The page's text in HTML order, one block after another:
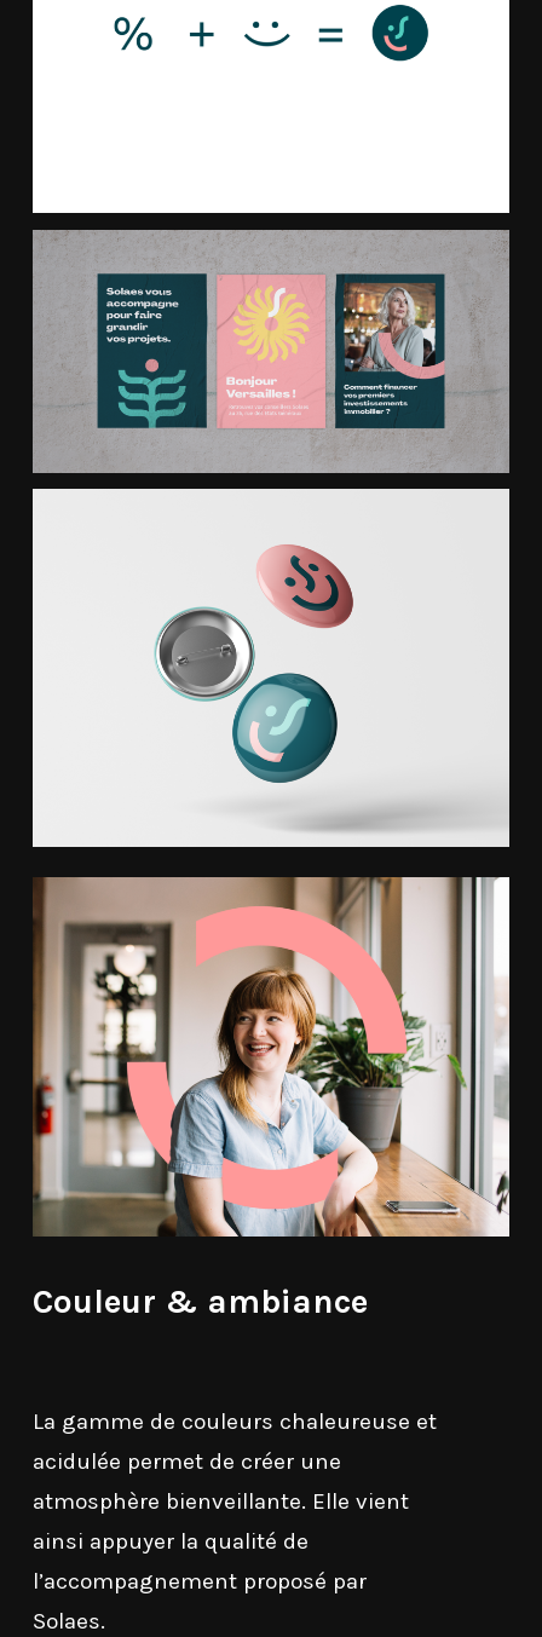
Couleur & ambiance
La gamme de couleurs chaleureuse et
acidulée permet de créer une
atmosphère bienveillante. Elle vient
ainsi appuyer la qualité de
l’accompagnement proposé par
Solaes.